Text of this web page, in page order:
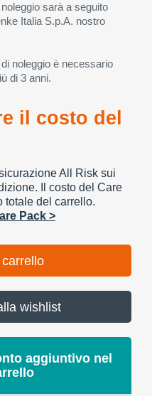
sarà a seguito
Italia S.p.A. nostro
noleggio è necessario
di 3 anni.
il costo del
All Risk sui
Il costo del Care
totale del carrello.
Pack >
wishlist
aggiuntivo nel